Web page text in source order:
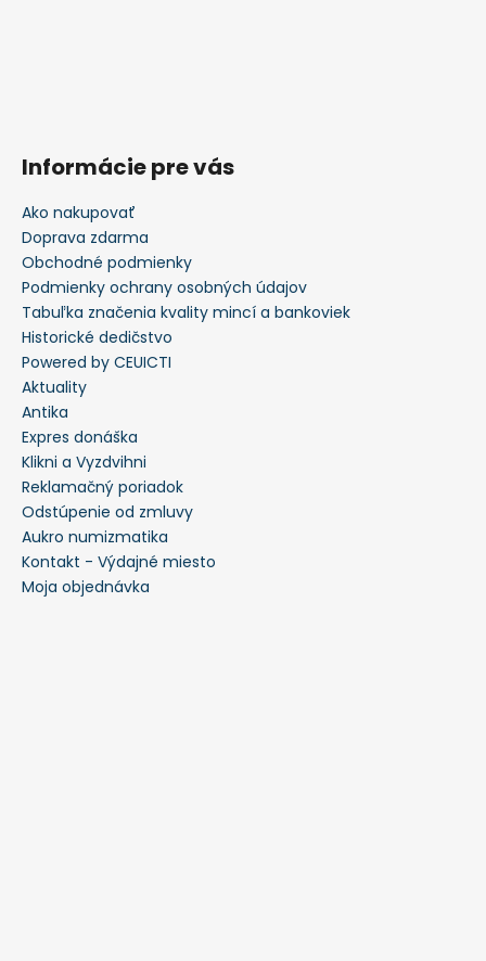
Informácie pre vás
Ako nakupovať
Doprava zdarma
Obchodné podmienky
Podmienky ochrany osobných údajov
Tabuľka značenia kvality mincí a bankoviek
Historické dedičstvo
Powered by CEUICTI
Aktuality
Antika
Expres donáška
Klikni a Vyzdvihni
Reklamačný poriadok
Odstúpenie od zmluvy
Aukro numizmatika
Kontakt - Výdajné miesto
Moja objednávka